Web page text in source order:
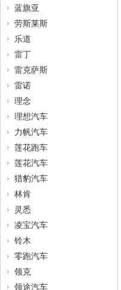
蓝旗亚
劳斯莱斯
乐道
雷丁
雷克萨斯
雷诺
理念
理想汽车
力帆汽车
莲花跑车
莲花汽车
猎豹汽车
林肯
灵悉
凌宝汽车
铃木
零跑汽车
领克
领途汽车